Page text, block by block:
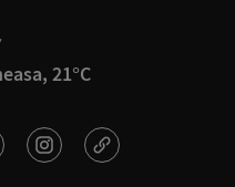
21°C